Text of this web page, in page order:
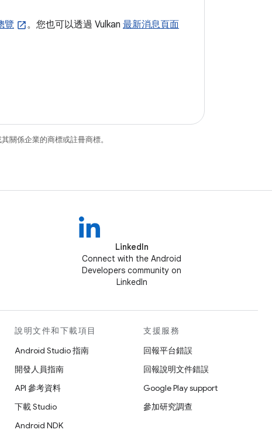
覽 。您也可以透過 Vulkan 最新消息頁面
關係企業的商標或註冊商標。
LinkedIn
Connect with the Android
Developers community on
LinkedIn
說明文件和下載項目
Android Studio 指南
開發人員指南
API 參考資料
下載 Studio
Android NDK
支援服務
回報平台錯誤
回報說明文件錯誤
Google Play support
參加研究調查